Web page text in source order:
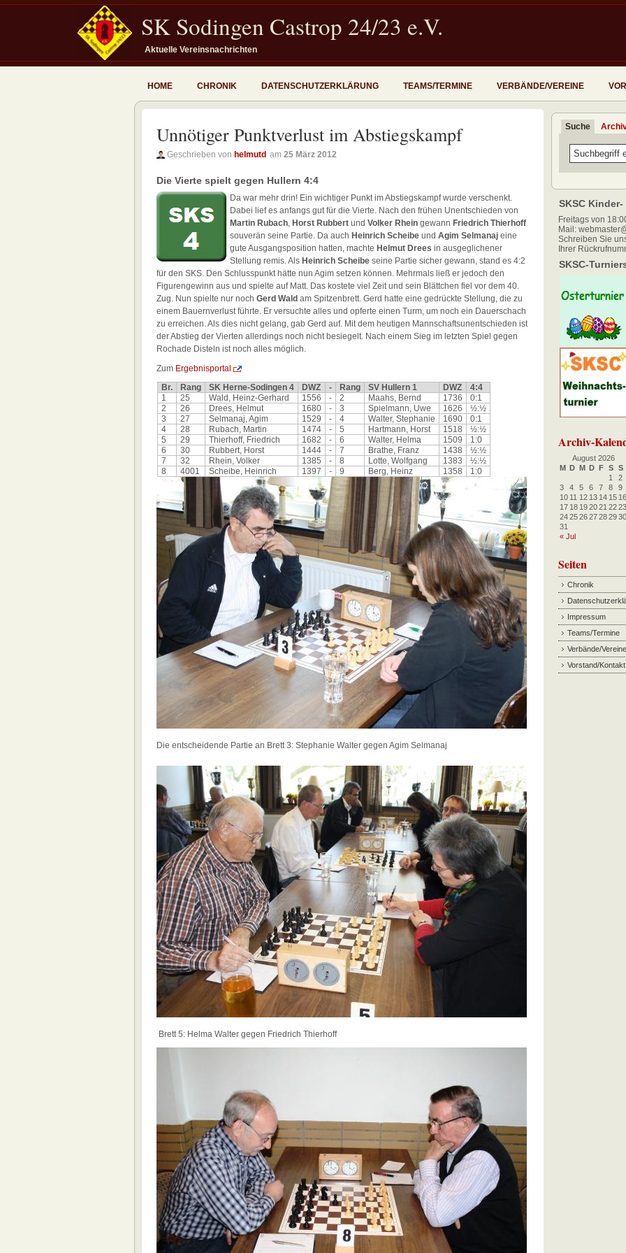
SK Sodingen Castrop 24/23 e.V.
Aktuelle Vereinsnachrichten
HOME CHRONIK DATENSCHUTZERKLÄRUNG TEAMS/TERMINE VERBÄNDE/VEREINE
Unnötiger Punktverlust im Abstiegskampf
Geschrieben von helmutd am 25 März 2012
Die Vierte spielt gegen Hullern 4:4
Da war mehr drin! Ein wichtiger Punkt im Abstiegskampf wurde verschenkt.
Dabei lief es anfangs gut für die Vierte. Nach den frühen Unentschieden von
Martin Rubach, Horst Rubbert und Volker Rhein gewann Friedrich Thierhoff
souverän seine Partie. Da auch Heinrich Scheibe und Agim Selmanaj eine
gute Ausgangsposition hatten, machte Helmut Drees in ausgeglichener
Stellung remis. Als Heinrich Scheibe seine Partie sicher gewann, stand es 4:2
für den SKS. Den Schlusspunkt hätte nun Agim setzen können. Mehrmals ließ er jedoch den
Figurengewinn aus und spielte auf Matt. Das kostete viel Zeit und sein Blättchen fiel vor dem 40.
Zug. Nun spielte nur noch Gerd Wald am Spitzenbrett. Gerd hatte eine gedrückte Stellung, die zu
einem Bauernverlust führte. Er versuchte alles und opferte einen Turm, um noch ein Dauerschach
zu erreichen. Als dies nicht gelang, gab Gerd auf. Mit dem heutigen Mannschaftsunentschieden ist
der Abstieg der Vierten allerdings noch nicht besiegelt. Nach einem Sieg im letzten Spiel gegen
Rochade Disteln ist noch alles möglich.
Zum Ergebnisportal
Br.
Rang SK Herne-Sodingen 4 DWZ - Rang SV Hullern 1 DWZ
4:4
1
25 Wald, Heinz-Gerhard 1556 - 2 Maahs, Bernd 1736
0:1
2
26 Drees, Helmut 1680 - 3 Spielmann, Uwe 1626
½:½
3
27 Selmanaj, Agim 1529 - 4 Walter, Stephanie 1690
0:1
4
28 Rubach, Martin 1474 - 5 Hartmann, Horst 1518
½:½
5
29 Thierhoff, Friedrich 1682 - 6 Walter, Helma 1509
1:0
6
30 Rubbert, Horst 1444 - 7 Brathe, Franz 1438
½:½
7
32 Rhein, Volker 1385 - 8 Lotte, Wolfgang 1383
½:½
8
4001 Scheibe, Heinrich 1397 - 9 Berg, Heinz 1358 1:0
Die entscheidende Partie an Brett 3: Stephanie Walter gegen Agim Selmanaj
Brett 5: Helma Walter gegen Friedrich Thierhoff
Suche
SKSC
Freitags von
Mail:
Schreiben Sie
Ihrer
SKSC-
Archiv-
August 2026
M D M D F S S
« Jul
1
2
3
4 5 6 7 8
9
10 11 12 13 14 15 16
17 18 192021 2223
24252627282930
31
Seiten
Chronik
Impressum
Teams/Termine
Verbände/Vereine
Vorstand/Kontakt